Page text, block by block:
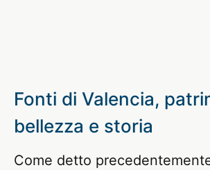
Fonti di Valencia,
bellezza e storia
Come detto